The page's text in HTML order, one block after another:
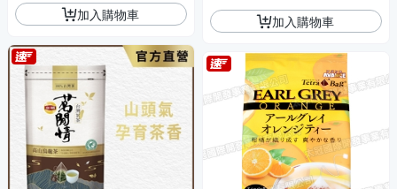
加入購物車 加入購物車